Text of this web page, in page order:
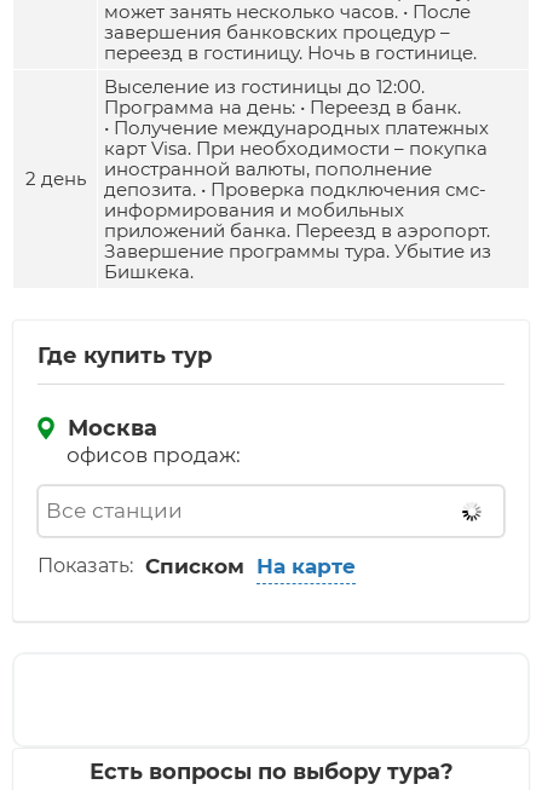
может занять несколько часов. • После
завершения банковских процедур –
переезд в гостиницу. Ночь в гостинице.
2 день
Выселение из гостиницы до 12:00.
Программа на день: • Переезд в банк.
• Получение международных платежных
карт Visa. При необходимости – покупка
иностранной валюты, пополнение
депозита. • Проверка подключения смс-
информирования и мобильных
приложений банка. Переезд в аэропорт.
Завершение программы тура. Убытие из
Бишкека.
Где купить тур
Москва
офисов продаж:
Показать: Списком На карте
Есть вопросы по выбору тура?